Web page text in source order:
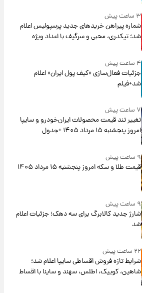
۳ ساعت پیش
شماره پیراهن خریدهای جدید پرسپولیس اعلام
شد؛ تیکدری، محبی و سرگیف با اعداد ویژه
۴ ساعت پیش
جزئیات فعال‌سازی «کیف پول ایران» اعلام
شد+فیلم
۷ ساعت پیش
تغییر تند قیمت محصولات ایران‌خودرو و سایپا
امروز پنجشنبه ۱۵ مرداد ۱۴۰۵ +جدول
۹ ساعت پیش
قیمت طلا و سکه امروز پنجشنبه ۱۵ مرداد ۱۴۰۵
۹ ساعت پیش
شارژ جدید کالابرگ برای سه دهک؛ جزئیات اعلام
شد
۲۲ ساعت پیش
شرایط تازه فروش اقساطی سایپا اعلام شد؛
شاهین، کوییک، اطلس، سهند و ساینا با اقساط
بلندمدت + جدول